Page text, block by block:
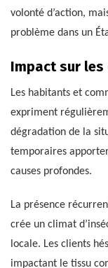
volonté d’action,
problème dans un
Impact sur les
Les habitants et
expriment
dégradation de la
temporaires
causes profondes.
La présence
crée un climat
locale. Les clients
impactant le tissu